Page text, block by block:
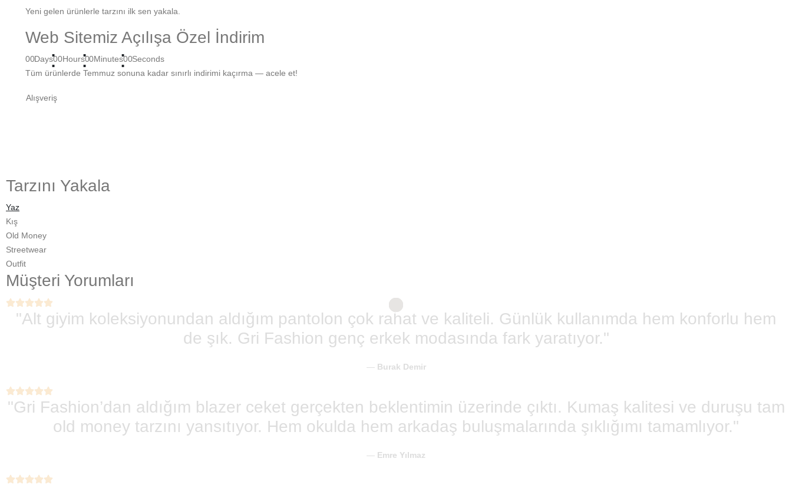
Yeni gelen ürünlerle tarzını ilk sen yakala.
Web Sitemiz Açılışa Özel İndirim
00Days00Hours00Minutes00Seconds
Tüm ürünlerde Temmuz sonuna kadar sınırlı indirimi kaçırma — acele et!
Alışveriş
Tarzını Yakala
Yaz
Kış
Old Money
Streetwear
Outfit
Müşteri Yorumları
"Alt giyim koleksiyonundan aldığım pantolon çok rahat ve kaliteli. Günlük kullanımda hem konforlu hem
de şık. Gri Fashion genç erkek modasında fark yaratıyor."
— Burak Demir
"Gri Fashion’dan aldığım blazer ceket gerçekten beklentimin üzerinde çıktı. Kumaş kalitesi ve duruşu tam
old money tarzını yansıtıyor. Hem okulda hem arkadaş buluşmalarında şıklığımı tamamlıyor."
— Emre Yılmaz